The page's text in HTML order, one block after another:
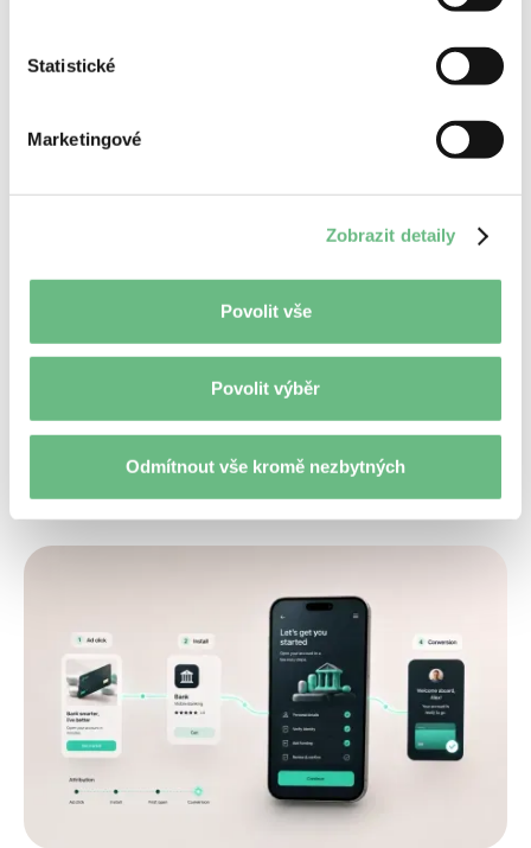
Statistické
Marketingové
Zobrazit detaily
Povolit vše
Povolit výběr
Odmítnout vše kromě nezbytných
Jun 1, 2026 Mobilní vývoj
Vývojáři dodávají AI-generovaný kód
rychleji. Jak tomu přizpůsobit QA?